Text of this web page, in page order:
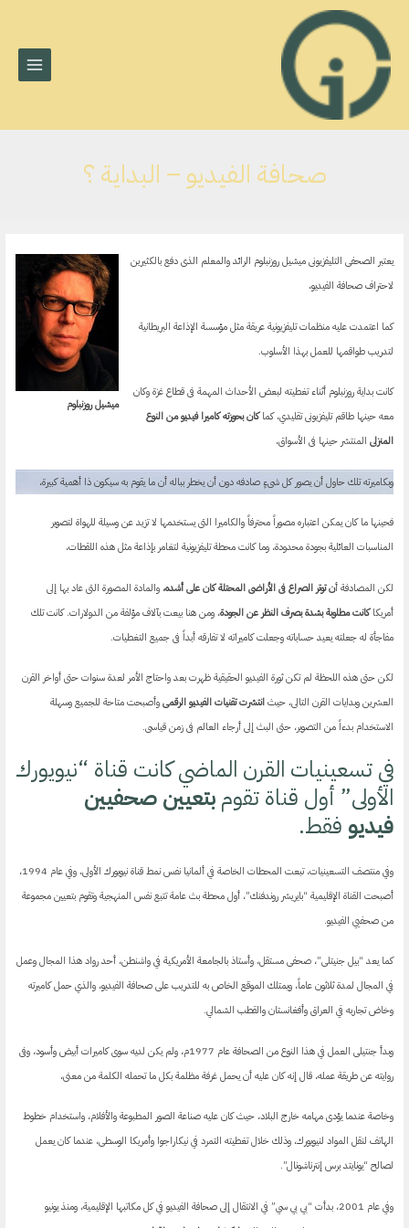
المحتوى
صحافة الفيديو – البداية ؟
ميشيل روزنبلوم
يعتبر الصحفى التليفزيونى ميشيل روزنبلوم الرائد والمعلم الذى دفع بالكثيرين
لاحتراف صحافة الفيديو،
كما اعتمدت عليه منظمات تليفزيونية عريقة مثل مؤسسة الإذاعة البريطانية
لتدريب طواقمها للعمل بهذا الأسلوب.
كانت بداية روزنبلوم أثناء تغطيته لبعض الأحداث المهمة فى قطاع غزة وكان
معه حينها طاقم تليفزيونى تقليدي، كماكان بحوزته كاميرا فيديو من النوع
المنزلىالمنتشر حينها فى الأسواق،
وبكاميرته تلك حاول أن يصور كل شىءٍ صادفه دون أن يخطر بباله أن ما يقوم به سيكون ذا أهمية كبيرة،
فحينها ما كان يمكن اعتباره مصوراً محترفاً والكاميرا التى يستخدمها لا تزيد عن وسيلة للهواة لتصوير
المناسبات العائلية بجودة محدودة، وما كانت محطة تليفزيونية لتغامر بإذاعة مثل هذه اللقطات،
لكن المصادفة أن توتر الصراع فى الأراضى المحتلة كان على أشده، والمادة المصورة التى عاد بها إلى
أمريكاكانت مطلوبة بشدة بصرف النظر عن الجودة، ومن هنا بيعت بآلاف مؤلفة من الدولارات. كانت تلك
مفاجأة له جعلته يعيد حساباته وجعلت كاميراته لا تفارقه أبداً فى جميع التغطيات.
لكن حتى هذه اللحظة لم تكن ثورة الفيديو الحقيقية ظهرت بعد واحتاج الأمر لعدة سنوات حتى أواخر القرن
العشرين وبدايات القرن التالى، حيثانتشرت تقنيات الفيديو الرقمىوأصبحت متاحة للجميع وسهلة
الاستخدام بدءاً من التصوير، حتى البث إلى أرجاء العالم فى زمن قياسى.
في تسعينيات القرن الماضي كانت قناة “نيويورك
الأولى” أول قناة تقومبتعيين صحفيين
فيديو فقط.
وفي منتصف التسعينيات، تبعت المحطات الخاصة في ألمانيا نفس نمط قناة نيويورك الأولى، وفي عام 1994،
أصبحت القناة الإقليمية “بايريشر روندفنك”، أول محطة بث عامة تتبع نفس المنهجية وتقوم بتعيين مجموعة
من صحفيي الفيديو.
كما يعد “بيل جنيتلى”، صحفى مستقل، وأستاذ بالجامعة الأمريكية في واشنطن، أحد رواد هذا المجال وعمل
في المجال لمدة ثلاثون عاماً، ويمتلك الموقع الخاص به للتدريب على صحافة الفيديو، والذي حمل كاميرته
وخاض تجاربه في العراق وأفغانستان والقطب الشمالي.
وبدأ جنتيلى العمل في هذا النوع من الصحافة عام 1977م، ولم يكن لديه سوى كاميرات أبيض وأسود، وفى
روايته عن طريقة عمله، قال إنه كان عليه أن يحمل غرفة مظلمة بكل ما تحمله الكلمة من معنى،
وخاصة عندما يؤدى مهامه خارج البلاد، حيث كان عليه صناعة الصور المطبوعة والأفلام، واستخدام خطوط
الهاتف لنقل المواد لنيويورك، وذلك خلال تغطيته التمرد في نيكاراجوا وأمريكا الوسطى، عندما كان يعمل
لصالح “يونايتد برس إنترناشونال”.
وفي عام 2001، بدأت “بي بي سي” في الانتقال إلى صحافة الفيديو في كل مكاتبها الإقليمية، ومنذ يونيو